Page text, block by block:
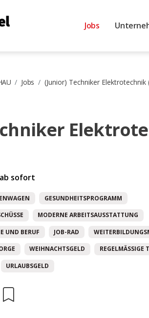
Jobs
Jobs (Junior) Techniker
ab sofort
GESUNDHEITSPROGRAMM
MODERNE ARBEITSAUSSTATTUNG
UND BERUF JOB-RAD
WEIHNACHTSGELD REGELMÄSSIGE
URLAUBSGELD